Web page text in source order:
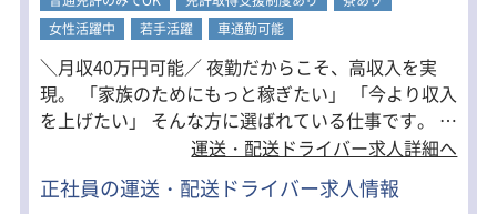
◆ 手積み・手降ろしなし
荷物はすべてカゴ台車での積み降ろ
重い荷物を持ち上げる作業がないた
め、
身体への負担を抑えながら働けます。
◆ 固定車両あり
トラックは基本的に固定車両。
自分専用の空間として使用できるの
女性活躍中
若手活躍 車通勤可能
＼月収40万円可能／ 夜勤だからこそ、高収入を実
現。 「家族のためにもっと稼ぎたい」 「今より収入
を上げたい」 そんな方に選ばれている仕事です。 経
験をいかして、しっかり稼げる環境をご用意してい
ます。 ・月収40万円も目指せる ・賞与年2回支給 ・
入社祝い金10万円 ・大型免許取得で月3万円手当支
運送・配送ドライバー求人詳細へ
正社員の運送・配送ドライバー求人情報